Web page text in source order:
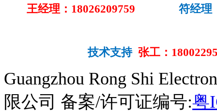
王经理：18026209759
符经理：
技术支持 张工：
Guangzhou Rong Shi
限公司 备案/许可证编号:粤